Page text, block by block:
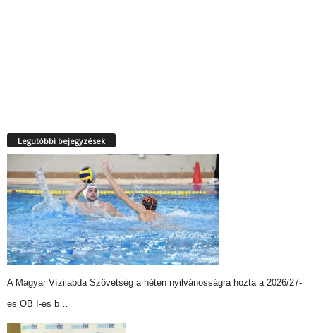
Legutóbbi bejegyzések
A Magyar Vízilabda Szövetség a héten nyilvánosságra hozta a 2026/27-
es OB I-es b…